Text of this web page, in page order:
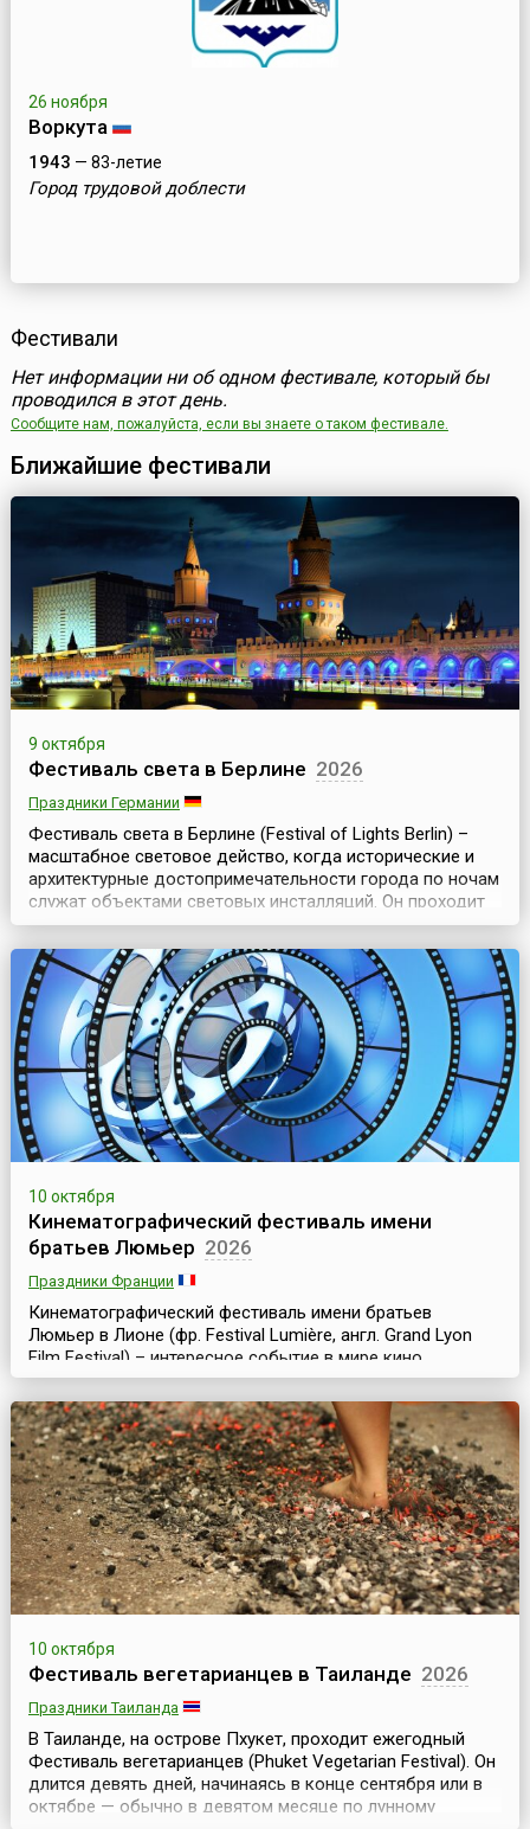
26 ноября
Воркута
1943 — 83-летие
Город трудовой доблести
Фестивали
Нет информации ни об одном фестивале, который бы
проводился в этот день.
Сообщите нам, пожалуйста, если вы знаете о таком фестивале.
Ближайшие фестивали
9 октября
Фестиваль света в Берлине 2026
Праздники Германии
Фестиваль света в Берлине (Festival of Lights Berlin) –
масштабное световое действо, когда исторические и
архитектурные достопримечательности города по ночам
служат объектами световых инсталляций. Он проходит
ежегодно, начиная с 2005 года, осенью и длится
примерно неделю.Культурная жизнь Берлина, как и
любой другой столицы мира, насыщена событиями
круглый год, в независимости от времени года. ...
10 октября
Кинематографический фестиваль имени
братьев Люмьер 2026
Праздники Франции
Кинематографический фестиваль имени братьев
Люмьер в Лионе (фр. Festival Lumière, англ. Grand Lyon
Film Festival) – интересное событие в мире кино,
предназначенное для широкой публики. Фестиваль
посвящен истории кино и занимается в основном
ретроспективами классики мирового киноискусства. Он
проходит ежегодно в октябре и длится чуть более
недели.История проведения фестиваля имени братьев
Люмье...
10 октября
Фестиваль вегетарианцев в Таиланде 2026
Праздники Таиланда
В Таиланде, на острове Пхукет, проходит ежегодный
Фестиваль вегетарианцев (Phuket Vegetarian Festival). Он
длится девять дней, начинаясь в конце сентября или в
октябре — обычно в девятом месяце по лунному